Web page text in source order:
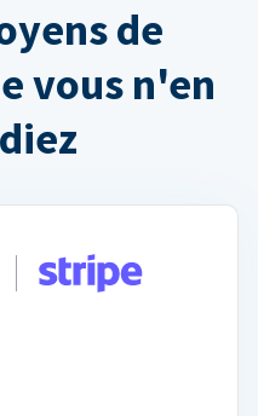
de
vous n'en